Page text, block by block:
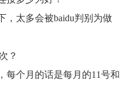
，太多会被baidu判别为做
？
每个月的话是每月的11号和